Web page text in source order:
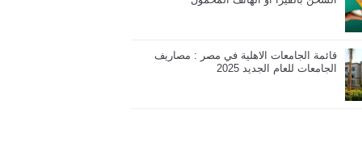
قائمة الجامعات الاهلية في مصر : مصاريف
الجامعات للعام الجديد 2025